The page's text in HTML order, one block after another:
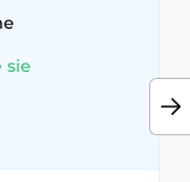
sie